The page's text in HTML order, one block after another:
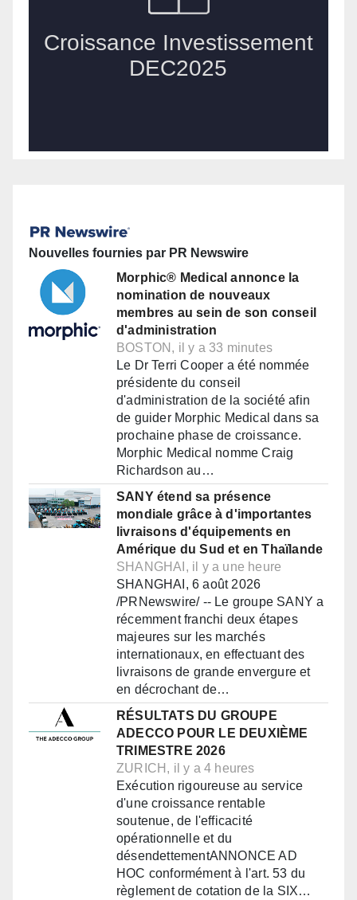
Nouvelles fournies par PR Newswire
Morphic® Medical annonce la
nomination de nouveaux
membres au sein de son conseil
d'administration
BOSTON, il y a 33 minutes
Le Dr Terri Cooper a été nommée
présidente du conseil
d'administration de la société afin
de guider Morphic Medical dans sa
prochaine phase de croissance.
Morphic Medical nomme Craig
Richardson au…
SANY étend sa présence
mondiale grâce à d'importantes
livraisons d'équipements en
Amérique du Sud et en Thaïlande
SHANGHAI, il y a une heure
SHANGHAI, 6 août 2026
/PRNewswire/ -- Le groupe SANY a
récemment franchi deux étapes
majeures sur les marchés
internationaux, en effectuant des
livraisons de grande envergure et
en décrochant de…
RÉSULTATS DU GROUPE
ADECCO POUR LE DEUXIÈME
TRIMESTRE 2026
ZURICH, il y a 4 heures
Exécution rigoureuse au service
d'une croissance rentable
soutenue, de l'efficacité
opérationnelle et du
désendettementANNONCE AD
HOC conformément à l'art. 53 du
règlement de cotation de la SIX…